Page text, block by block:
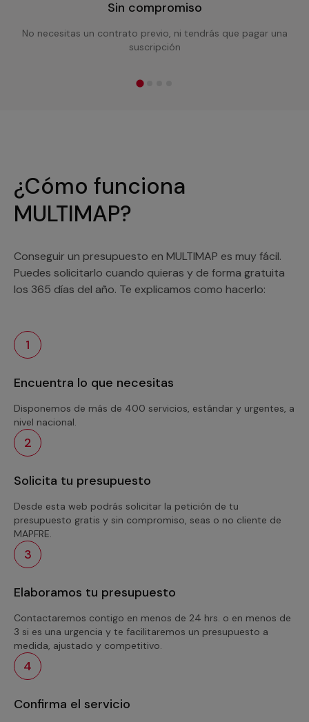
Sin compromiso
No necesitas un contrato previo, ni tendrás que pagar una
suscripción
¿Cómo funciona
MULTIMAP?
Conseguir un presupuesto en MULTIMAP es muy fácil.
Puedes solicitarlo cuando quieras y de forma gratuita
los 365 días del año. Te explicamos como hacerlo:
1
Encuentra lo que necesitas
Disponemos de más de 400 servicios, estándar y urgentes, a
nivel nacional.
2
Solicita tu presupuesto
Desde esta web podrás solicitar la petición de tu
presupuesto gratis y sin compromiso, seas o no cliente de
MAPFRE.
3
Elaboramos tu presupuesto
Contactaremos contigo en menos de 24 hrs. o en menos de
3 si es una urgencia y te facilitaremos un presupuesto a
medida, ajustado y competitivo.
4
Confirma el servicio